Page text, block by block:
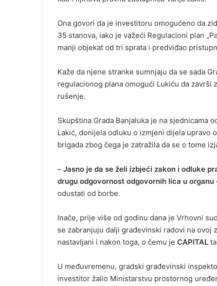
Ona govori da je investitoru omogućeno da
35 stanova, iako je važeći Regulacioni plan
manji objekat od tri sprata i predviđao
Kaže da njene stranke sumnjaju da se sada
regulacionog plana omogući Lukiću da
rušenje.
Skupština Grada Banjaluka je na sjednicama
Lakić, donijela odluku o izmjeni dijela upravo
brigada zbog čega je zatražila da se o tome
– Jasno je da se želi izbjeći zakon i odluke
drugu odgovornost odgovornih lica u organu
odustati od borbe.
Inače, prije više od godinu dana je Vrhovni
se zabranjuju dalji građevinski radovi na ovoj
nastavljani i nakon toga, o čemu je CAPITAL
U međuvremenu, gradski građevinski
investitor žalio Ministarstvu prostornog